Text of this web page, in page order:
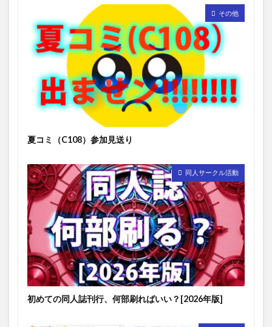
その他
夏コミ（C108）参加見送り
同人サークル活動
初めての同人誌刊行、何部刷ればいい？[2026年版]